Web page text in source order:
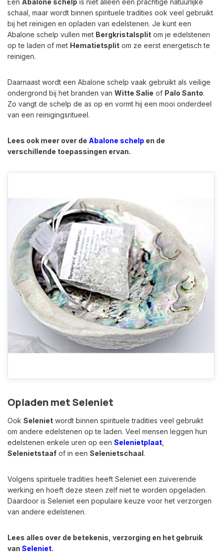
Een Abalone schelp is niet alleen een prachtige natuurlijke
schaal, maar wordt binnen spirituele tradities ook veel gebruikt
bij het reinigen en opladen van edelstenen. Je kunt een
Abalone schelp vullen met Bergkristalsplit om je edelstenen
op te laden of met Hematietsplit om ze eerst energetisch te
reinigen.
Daarnaast wordt een Abalone schelp vaak gebruikt als veilige
ondergrond bij het branden van Witte Salie of Palo Santo.
Zo vangt de schelp de as op en vormt hij een mooi onderdeel
van een reinigingsritueel.
Lees ook meer over de Abalone schelp en de
verschillende toepassingen ervan.
Opladen met Seleniet
Ook Seleniet wordt binnen spirituele tradities veel gebruikt
om andere edelstenen op te laden. Veel mensen leggen hun
edelstenen enkele uren op een Selenietplaat
Selenietstaaf of in een Selenietschaal.
Volgens spirituele tradities heeft Seleniet een zuiverende
werking en hoeft deze steen zelf niet te worden opgeladen.
Daardoor is Seleniet een populaire keuze voor het verzorgen
van andere edelstenen.
Lees alles over de betekenis, verzorging en het gebruik
van Seleniet.